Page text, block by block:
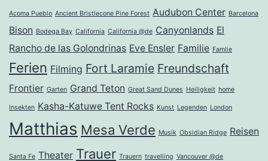
Acoma Pueblo Ancient Bristlecone Pine Forest Audubon Center Barcelona
Bison Bodega Bay California California @de Canyonlands El
Rancho de las Golondrinas Eve Ensler Familie Famlie
Ferien Filming Fort Laramie Freundschaft
Frontier Garten Grand Teton Great Sand Dunes Heiligkeit home
Insekten Kasha-Katuwe Tent Rocks Kunst Legenden London
Matthias Mesa Verde Musik Obsidian Ridge Reisen
Santa Fe Theater Trauer Trauern travelling Vancouver @de